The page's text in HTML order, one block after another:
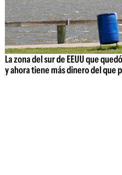
La zona del sur de EEUU que
y ahora tiene más dinero del que